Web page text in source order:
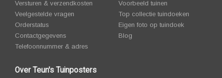
Versturen & verzendkosten
Veelgestelde vragen
Orderstatus
Contactgegevens
Telefoonnummer & adres
Voorbeeld tuinen
Top collectie tuindoeken
Eigen foto op tuindoek
Blog
Over Teun's Tuinposters